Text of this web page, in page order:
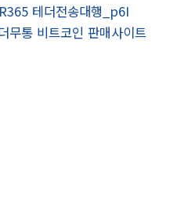
테더전송대행_p6I
무통 비트코인 판매사이트